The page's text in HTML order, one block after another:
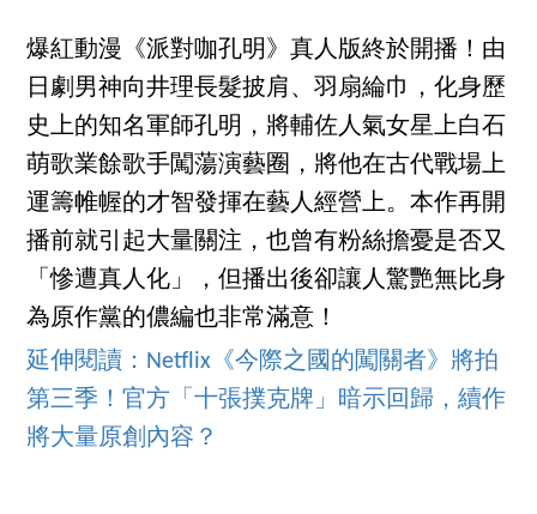
爆紅動漫《派對咖孔明》真人版終於開播！由
日劇男神向井理長髮披肩、羽扇綸巾，化身歷
史上的知名軍師孔明，將輔佐人氣女星上白石
萌歌業餘歌手闖蕩演藝圈，將他在古代戰場上
運籌帷幄的才智發揮在藝人經營上。本作再開
播前就引起大量關注，也曾有粉絲擔憂是否又
「慘遭真人化」，但播出後卻讓人驚艷無比身
為原作黨的儂編也非常滿意！
延伸閱讀：Netflix《今際之國的闖關者》將拍
第三季！官方「十張撲克牌」暗示回歸，續作
將大量原創內容？